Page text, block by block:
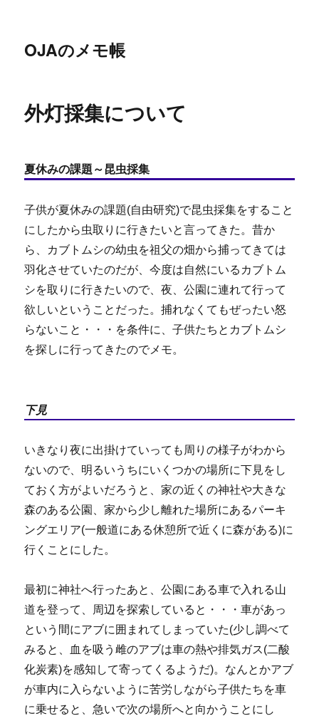
OJAのメモ帳
外灯採集について
夏休みの課題～昆虫採集
子供が夏休みの課題(自由研究)で昆虫採集をすること
にしたから虫取りに行きたいと言ってきた。昔か
ら、カブトムシの幼虫を祖父の畑から捕ってきては
羽化させていたのだが、今度は自然にいるカブトム
シを取りに行きたいので、夜、公園に連れて行って
欲しいということだった。捕れなくてもぜったい怒
らないこと・・・を条件に、子供たちとカブトムシ
を探しに行ってきたのでメモ。
下見
いきなり夜に出掛けていっても周りの様子がわから
ないので、明るいうちにいくつかの場所に下見をし
ておく方がよいだろうと、家の近くの神社や大きな
森のある公園、家から少し離れた場所にあるパーキ
ングエリア(一般道にある休憩所で近くに森がある)に
行くことにした。
最初に神社へ行ったあと、公園にある車で入れる山
道を登って、周辺を探索していると・・・車があっ
という間にアブに囲まれてしまっていた(少し調べて
みると、血を吸う雌のアブは車の熱や排気ガス(二酸
化炭素)を感知して寄ってくるようだ)。なんとかアブ
が車内に入らないように苦労しながら子供たちを車
に乗せると、急いで次の場所へと向かうことにし